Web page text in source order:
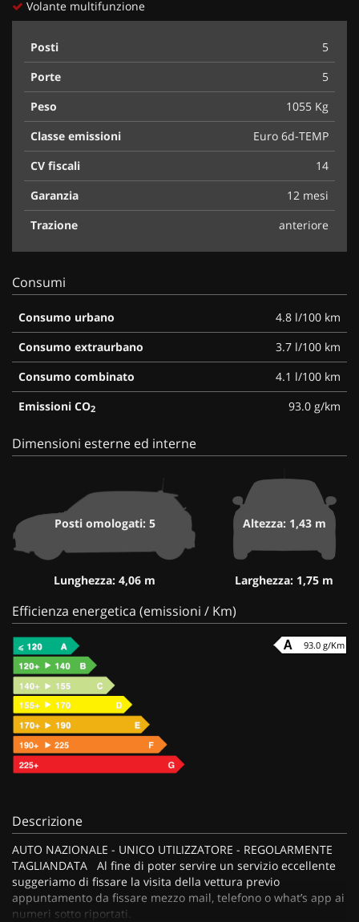
Volante multifunzione
Posti
5
Porte
5
Peso
1055 Kg
Classe emissioni
Euro 6d-TEMP
CV fiscali
14
Garanzia
12 mesi
Trazione
anteriore
Consumi
Consumo urbano
4.8 l/100 km
Consumo extraurbano
3.7 l/100 km
Consumo combinato
4.1 l/100 km
Emissioni CO2 93.0 g/km
Dimensioni esterne ed interne
Posti omologati: 5
Lunghezza: 4,06 m
Altezza: 1,43 m
Larghezza: 1,75 m
Efficienza energetica (emissioni / Km)
93.0 g/Km
Descrizione
AUTO NAZIONALE - UNICO UTILIZZATORE - REGOLARMENTE
TAGLIANDATA Al fine di poter servire un servizio eccellente
suggeriamo di fissare la visita della vettura previo
appuntamento da fissare mezzo mail, telefono o what’s app ai
numeri sotto riportati.